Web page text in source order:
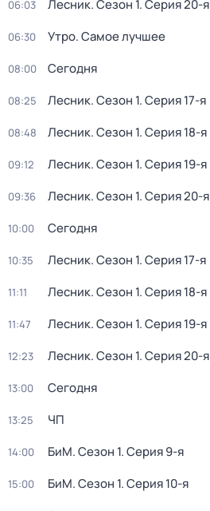
06:03 Лесник. Сезон 1. Серия 20-я
06:30 Утро. Самое лучшее
08:00 Сегодня
08:25 Лесник. Сезон 1. Серия 17-я
08:48 Лесник. Сезон 1. Серия 18-я
09:12 Лесник. Сезон 1. Серия 19-я
09:36 Лесник. Сезон 1. Серия 20-я
10:00 Сегодня
10:35 Лесник. Сезон 1. Серия 17-я
11:11 Лесник. Сезон 1. Серия 18-я
11:47 Лесник. Сезон 1. Серия 19-я
12:23 Лесник. Сезон 1. Серия 20-я
13:00 Сегодня
13:25 ЧП
14:00 БиМ. Сезон 1. Серия 9-я
15:00 БиМ. Сезон 1. Серия 10-я